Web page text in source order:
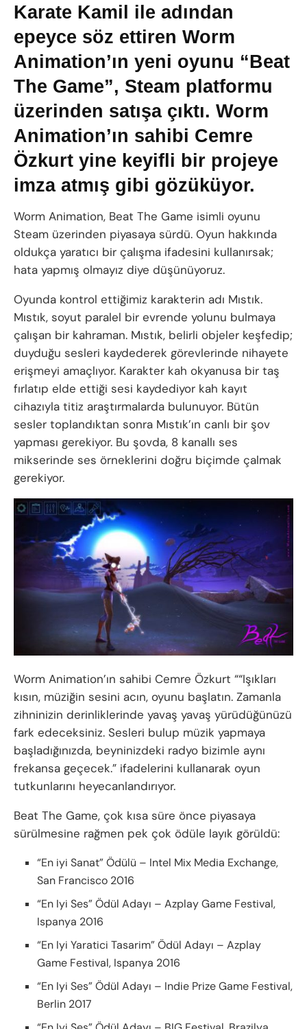
Karate Kamil ile adından
epeyce söz ettiren Worm
Animation’ın yeni oyunu “Beat
The Game”, Steam platformu
üzerinden satışa çıktı. Worm
Animation’ın sahibi Cemre
Özkurt yine keyifli bir projeye
imza atmış gibi gözüküyor.
Worm Animation, Beat The Game isimli oyunu
Steam üzerinden piyasaya sürdü. Oyun hakkında
oldukça yaratıcı bir çalışma ifadesini kullanırsak;
hata yapmış olmayız diye düşünüyoruz.
Oyunda kontrol ettiğimiz karakterin adı Mıstık.
Mıstık, soyut paralel bir evrende yolunu bulmaya
çalışan bir kahraman. Mıstık, belirli objeler keşfedip;
duyduğu sesleri kaydederek görevlerinde nihayete
erişmeyi amaçlıyor. Karakter kah okyanusa bir taş
fırlatıp elde ettiği sesi kaydediyor kah kayıt
cihazıyla titiz araştırmalarda bulunuyor. Bütün
sesler toplandıktan sonra Mıstık’ın canlı bir şov
yapması gerekiyor. Bu şovda, 8 kanallı ses
mikserinde ses örneklerini doğru biçimde çalmak
gerekiyor.
Worm Animation’ın sahibi Cemre Özkurt ““Işıkları
kısın, müziğin sesini acın, oyunu başlatın. Zamanla
zihninizin derinliklerinde yavaş yavaş yürüdüğünüzü
fark edeceksiniz. Sesleri bulup müzik yapmaya
başladığınızda, beyninizdeki radyo bizimle aynı
frekansa geçecek.” ifadelerini kullanarak oyun
tutkunlarını heyecanlandırıyor.
Beat The Game, çok kısa süre önce piyasaya
sürülmesine rağmen pek çok ödüle layık görüldü:
“En iyi Sanat” Ödülü – Intel Mix Media Exchange,
San Francisco 2016
“En Iyi Ses” Ödül Adayı – Azplay Game Festival,
Ispanya 2016
“En Iyi Yaratici Tasarim” Ödül Adayı – Azplay
Game Festival, Ispanya 2016
“En Iyi Ses” Ödül Adayı – Indie Prize Game Festival,
Berlin 2017